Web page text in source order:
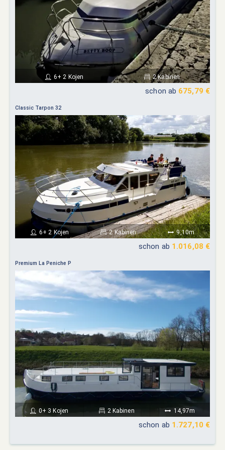
6+ 2 Kojen 2 Kabinen
schon ab 675,79 €
Classic Tarpon 32
6+ 2 Kojen 2 Kabinen 9,10m
schon ab 1.016,08 €
Premium La Peniche P
0+ 3 Kojen 2 Kabinen 14,97m
schon ab 1.727,10 €